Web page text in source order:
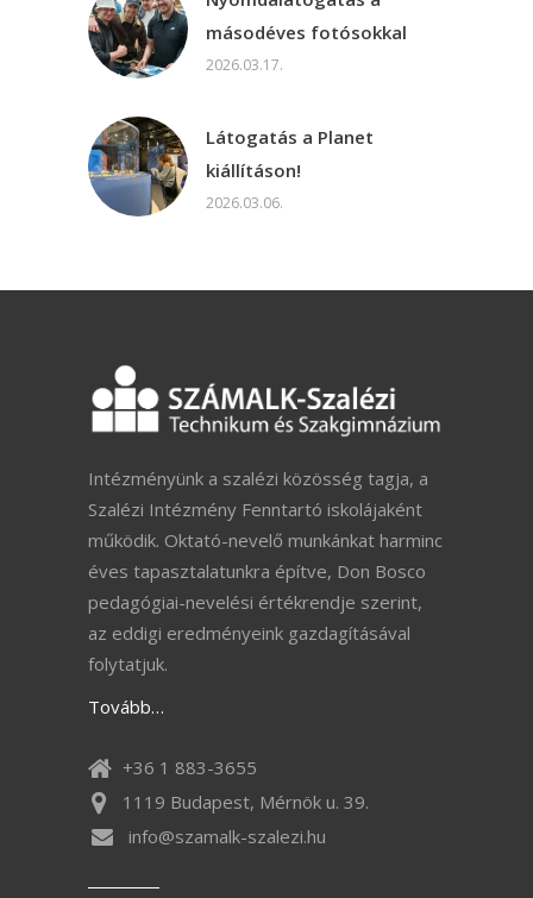
másodéves fotósokkal
2026.03.17.
Látogatás a Planet
kiállításon!
2026.03.06.
Intézményünk a szalézi közösség tagja, a
Szalézi Intézmény Fenntartó iskolájaként
működik. Oktató-nevelő munkánkat harminc
éves tapasztalatunkra építve, Don Bosco
pedagógiai-nevelési értékrendje szerint,
az eddigi eredményeink gazdagításával
folytatjuk.
Tovább…
+36 1 883-3655
1119 Budapest, Mérnök u. 39.
info@szamalk-szalezi.hu